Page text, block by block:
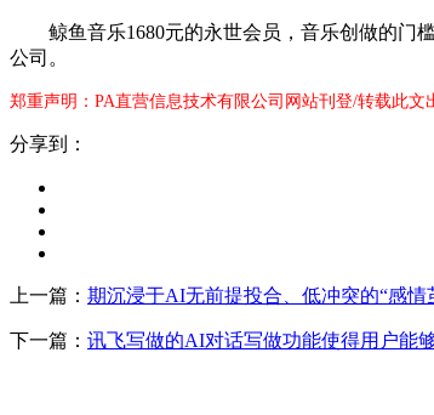
鲸鱼音乐1680元的永世会员，音乐创做的门槛
公司。
郑重声明：PA直营信息技术有限公司网站刊登/转载此
分享到：
上一篇： 期沉浸于AI无前提投合、低冲突的“感情
下一篇： 讯飞写做的AI对话写做功能使得用户能